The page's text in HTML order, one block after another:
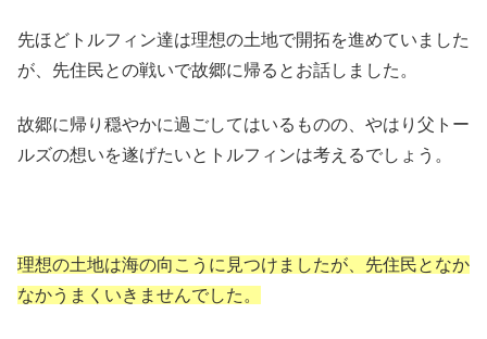
先ほどトルフィン達は理想の土地で開拓を進めていました
が、先住民との戦いで故郷に帰るとお話しました。
故郷に帰り穏やかに過ごしてはいるものの、やはり父トー
ルズの想いを遂げたいとトルフィンは考えるでしょう。
理想の土地は海の向こうに見つけましたが、先住民となか
なかうまくいきませんでした。